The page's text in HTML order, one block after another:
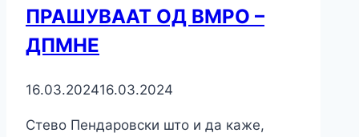
ПРАШУВААТ ОД ВМРО –
ДПМНЕ
16.03.202416.03.2024
Стево Пендаровски што и да каже,